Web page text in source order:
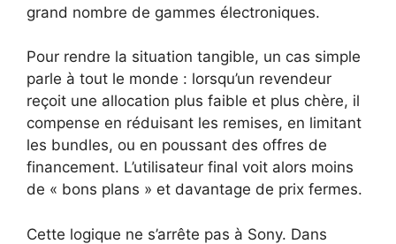
grand nombre de gammes électroniques.
Pour rendre la situation tangible, un cas simple
parle à tout le monde : lorsqu’un revendeur
reçoit une allocation plus faible et plus chère, il
compense en réduisant les remises, en limitant
les bundles, ou en poussant des offres de
financement. L’utilisateur final voit alors moins
de « bons plans » et davantage de prix fermes.
Cette logique ne s’arrête pas à Sony. Dans